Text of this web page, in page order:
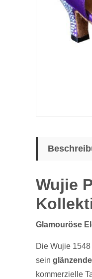
Wujie
Glamouröse
Die Wujie
sein
kommerzielle